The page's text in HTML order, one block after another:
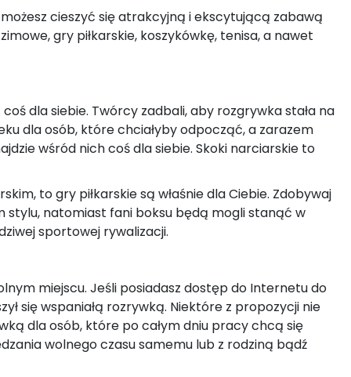
cieszyć się atrakcyjną i ekscytującą zabawą
gry piłkarskie, koszykówkę, tenisa, a nawet
dla siebie. Twórcy zadbali, aby rozgrywka stała na
dla osób, które chciałyby odpocząć, a zarazem
wśród nich coś dla siebie. Skoki narciarskie to
to gry piłkarskie są właśnie dla Ciebie. Zdobywaj
stylu, natomiast fani boksu będą mogli stanąć w
sportowej rywalizacji.
miejscu. Jeśli posiadasz dostęp do Internetu do
się wspaniałą rozrywką. Niektóre z propozycji nie
dla osób, które po całym dniu pracy chcą się
wolnego czasu samemu lub z rodziną bądź